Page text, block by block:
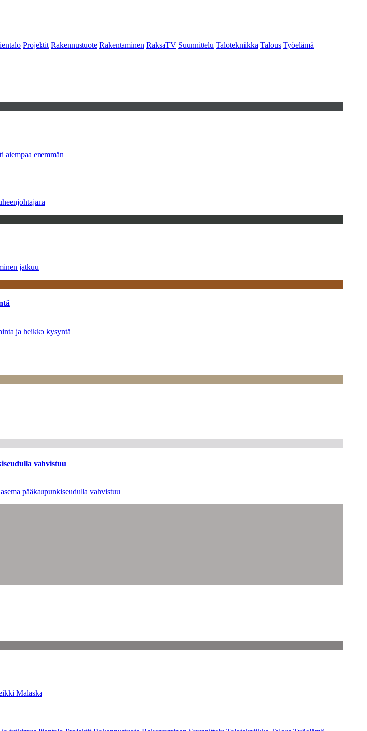
Projektit Rakennustuote Rakentaminen RaksaTV Suunnittelu Talotekniikka Talous Työelämä
aiempaa enemmän
jatkuu
ja heikko kysyntä
vahvistuu
pääkaupunkiseudulla vahvistuu
Malaska